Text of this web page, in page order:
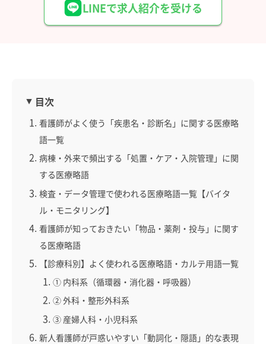
LINEで求人紹介を受ける
目次
看護師がよく使う「疾患名・診断名」に関する医療略
語一覧
病棟・外来で頻出する「処置・ケア・入院管理」に関
する医療略語
検査・データ管理で使われる医療略語一覧【バイタ
ル・モニタリング】
看護師が知っておきたい「物品・薬剤・投与」に関す
る医療略語
【診療科別】よく使われる医療略語・カルテ用語一覧
① 内科系（循環器・消化器・呼吸器）
② 外科・整形外科系
③ 産婦人科・小児科系
新人看護師が戸惑いやすい「動詞化・隠語」的な表現